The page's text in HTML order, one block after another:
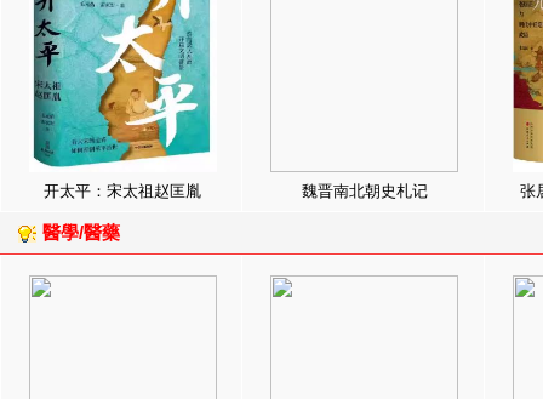
开太平：宋太祖赵匡胤 魏晋南北朝史札记 张
醫學/醫藥